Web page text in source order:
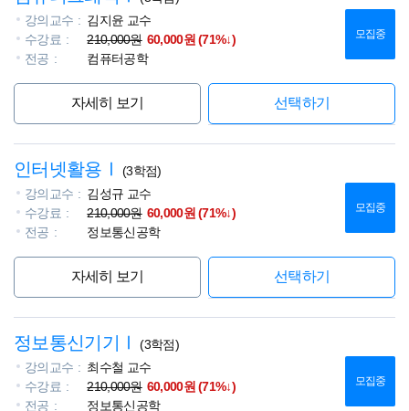
강의교수
김지윤 교수
수강료
210,000원 60,000원 (71%↓)
전공
컴퓨터공학
모집중
자세히 보기 선택하기
인터넷활용Ⅰ
(3학점)
강의교수
김성규 교수
수강료
210,000원 60,000원 (71%↓)
전공
정보통신공학
모집중
자세히 보기 선택하기
정보통신기기Ⅰ
(3학점)
강의교수
최수철 교수
수강료
210,000원 60,000원 (71%↓)
전공
정보통신공학
모집중